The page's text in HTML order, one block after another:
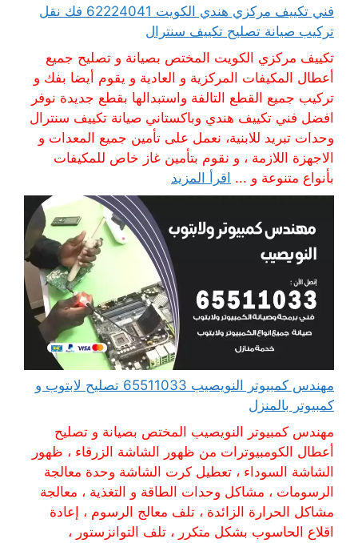
فني تكييف مركزي هندي الكويت 62224041 فك نقل
تركيب صيانة تصليح تكييف سنترال
تكييف مركزي الكويت المختص بصيانة و تصليح جميع
أعطال المكيفات المركزية و العادية و يقوم أيضا بفك و
تركيب جميع القطع التالفة واستبدالها بقطع جديدة نوفر
افضل فني تكييف هندي وباكستاني صيانة تكييف سنترال
وحدات تبريد للابنية، نعمل على تأمين جميع المعدات و
الاجهزة اللازمة ، و نقوم بتأمين غاز خاص للمكيفات
بأنواع متنوعة و ... اقرأ المزيد
مهندس كمبيوتر النويصيب 65511033 تصليح لابتوب و
كمبيوتر بالمنزل
مهندس كمبيوتر النويصيب المختص بصيانة و تصليح
أعطال الكومبيوترات من ظهور الشاشة الزرقاء ، ظهور
الشاشة السوداء ، تعطيل كرت الشاشة وحدة معالجة
الرسومات ، مشاكل وحدات الطاقة و التغذية ، معالجة
مشاكل الحرارة الزائدة ، تلف معالج الرسوم ، إعادة
اقلاع الحاسوب بشكل متكرر ، تلف التوانزستور ،